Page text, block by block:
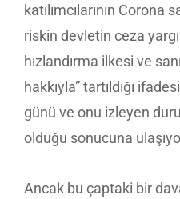
katılımcılarının Corona
riskin devletin ceza
hızlandırma ilkesi ve
hakkıyla” tartıldığı
günü ve onu izleyen
olduğu sonucuna
Ancak bu çaptaki bir